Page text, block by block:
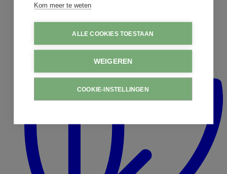
Kom meer te weten
ALLE COOKIES TOESTAAN
WEIGEREN
COOKIE-INSTELLINGEN